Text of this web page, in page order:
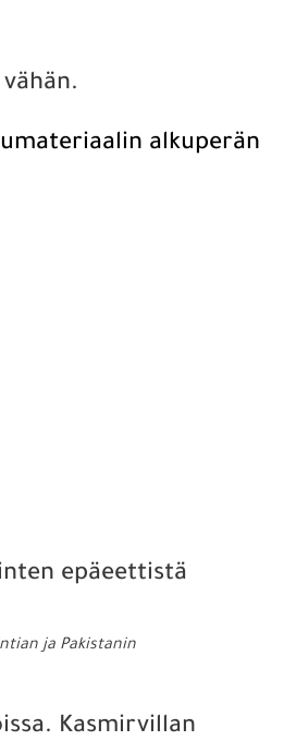
alkuperän
ja Pakistanin
Kasmirvillan